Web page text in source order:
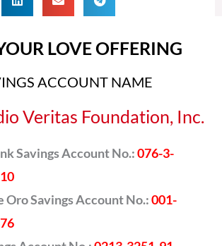
LOVE OFFERING
ACCOUNT NAME
Veritas Foundation, Inc.
Savings Account No.:076-3-
Oro Savings Account No.:001-